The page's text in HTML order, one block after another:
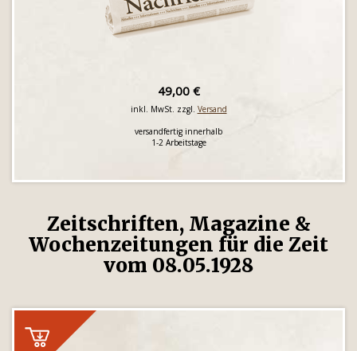
49,00 €
inkl. MwSt. zzgl. Versand
versandfertig innerhalb
1-2 Arbeitstage
Zeitschriften, Magazine &
Wochenzeitungen für die Zeit
vom 08.05.1928